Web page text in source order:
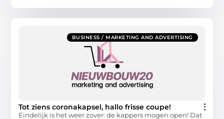
BUSINESS / MARKETING AND ADVERTISING
Tot ziens coronakapsel, hallo frisse coupe!
Eindelijk is het weer zover: de kappers mogen open! Dat